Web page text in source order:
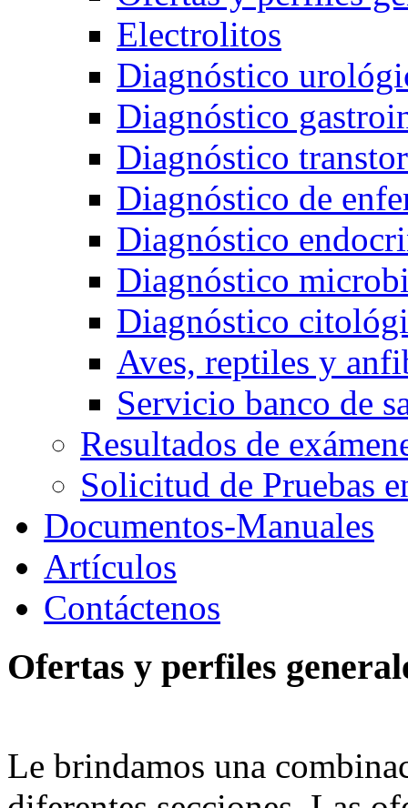
Electrolitos
Diagnóstico
Diagnóstico
Diagnóstico
Diagnóstico de
Diagnóstico
Diagnóstico
Diagnóstico
Aves, reptiles y
Servicio banco de
Resultados de
Solicitud de Pruebas
Documentos-Manuales
Artículos
Contáctenos
Ofertas y perfiles
Le brindamos una